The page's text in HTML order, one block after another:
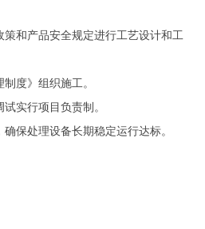
和产品安全规定进行工艺设计和工
度》组织施工。
实行项目负责制。
处理设备长期稳定运行达标。